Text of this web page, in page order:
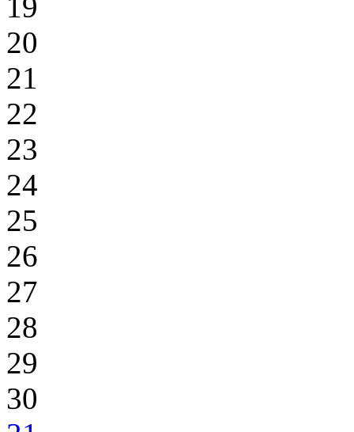
20
21
22
23
24
25
26
27
28
29
30